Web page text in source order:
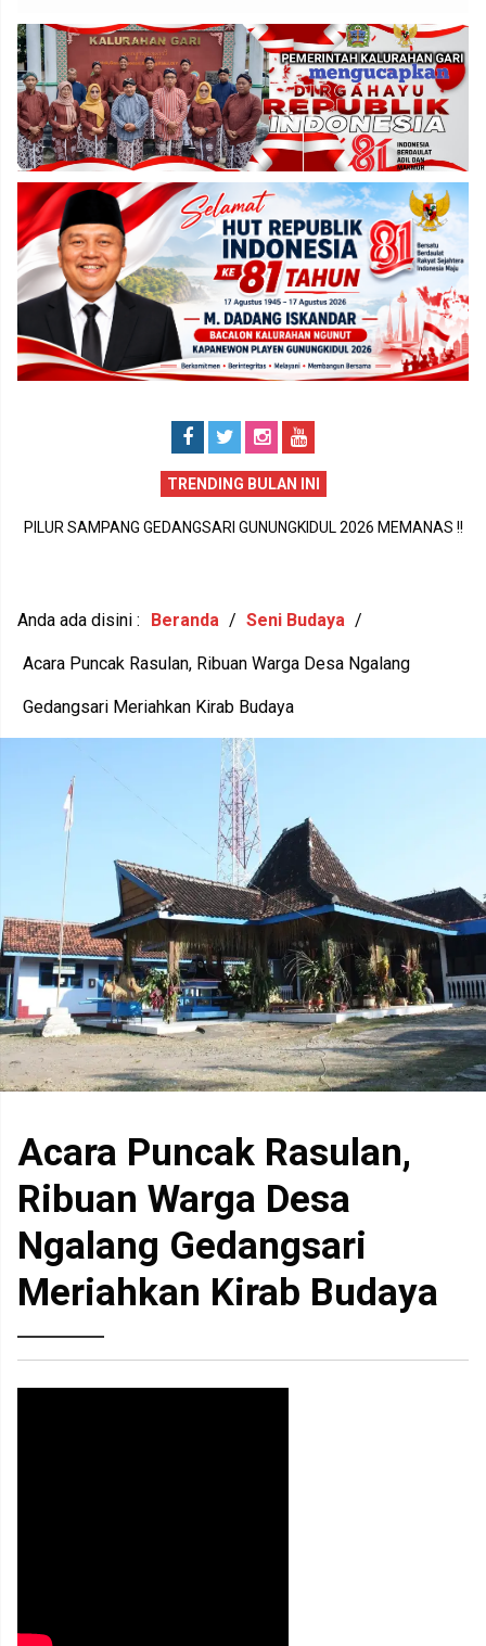
TRENDING BULAN INI
PILUR SAMPANG GEDANGSARI GUNUNGKIDUL 2026 MEMANAS !!
Anda ada disini : Beranda / Seni Budaya /
Acara Puncak Rasulan, Ribuan Warga Desa Ngalang
Gedangsari Meriahkan Kirab Budaya
Acara Puncak Rasulan,
Ribuan Warga Desa
Ngalang Gedangsari
Meriahkan Kirab Budaya